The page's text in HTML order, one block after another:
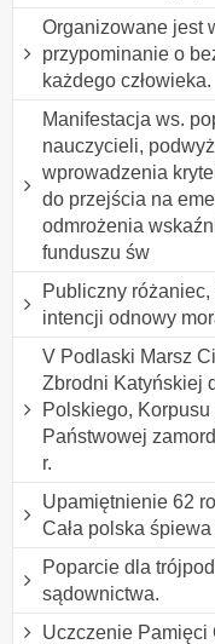
Organizowane jest
przypominanie o
każdego człowieka.
Manifestacja ws.
nauczycieli,
wprowadzenia
do przejścia na
odmrożenia
funduszu św
Publiczny
intencji odnowy
V Podlaski Marsz
Zbrodni Katyńskiej
Polskiego,
Państwowej
r.
Upamiętnienie 62
Cała polska
Poparcie dla
sądownictwa.
Uczczenie Pamięci